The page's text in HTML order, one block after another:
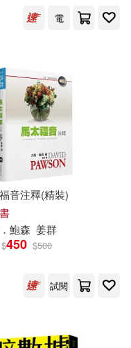
部(58)
電
大衛．A．羅瑟里
音注釋(精裝)
．鮑森 姜群
$450 $500
試閱